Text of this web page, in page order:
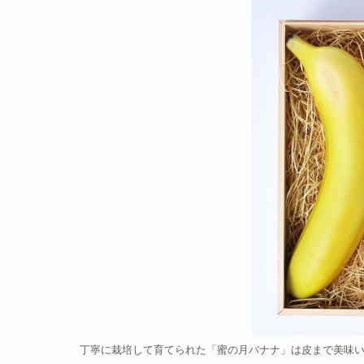
丁寧に栽培して育てられた「蜜の月バナナ」は皮まで美味